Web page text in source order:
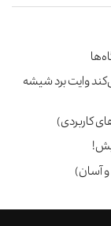
را قانع می‌کند وایت برد شیشه
کاربردی)